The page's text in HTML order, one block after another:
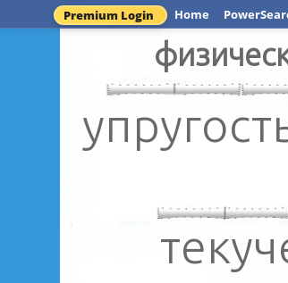
Premium Login Home